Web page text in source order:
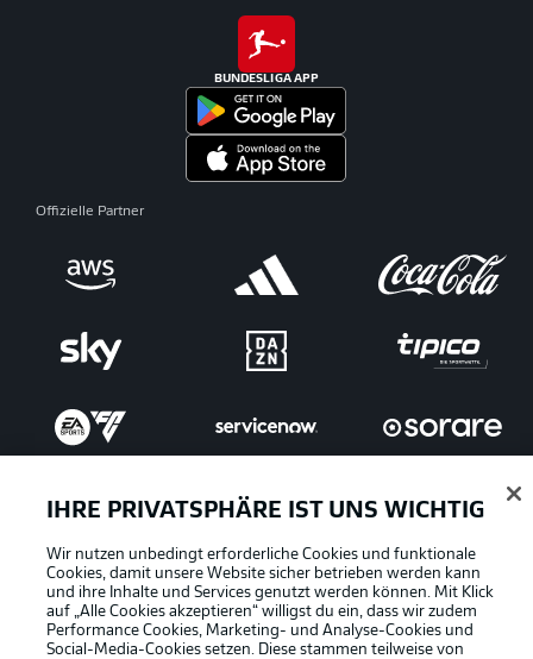
BUNDESLIGA APP
Offizielle Partner
Rechtliche Hinweise Voreinstellungen verwalten
IHRE PRIVATSPHÄRE IST UNS WICHTIG
Wir nutzen unbedingt erforderliche Cookies und funktionale
Cookies, damit unsere Website sicher betrieben werden kann
und ihre Inhalte und Services genutzt werden können. Mit Klick
auf „Alle Cookies akzeptieren“ willigst du ein, dass wir zudem
Performance Cookies, Marketing- und Analyse-Cookies und
Social-Media-Cookies setzen. Diese stammen teilweise von